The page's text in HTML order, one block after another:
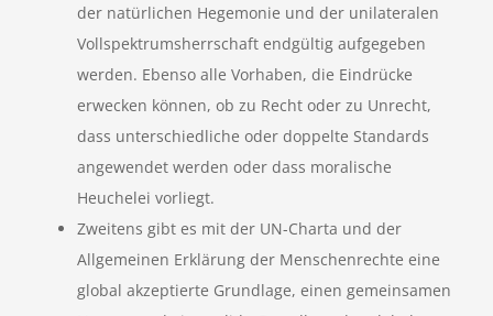
der natürlichen Hegemonie und der unilateralen
Vollspektrumsherrschaft endgültig aufgegeben
werden. Ebenso alle Vorhaben, die Eindrücke
erwecken können, ob zu Recht oder zu Unrecht,
dass unterschiedliche oder doppelte Standards
angewendet werden oder dass moralische
Heuchelei vorliegt.
Zweitens gibt es mit der UN-Charta und der
Allgemeinen Erklärung der Menschenrechte eine
global akzeptierte Grundlage, einen gemeinsamen